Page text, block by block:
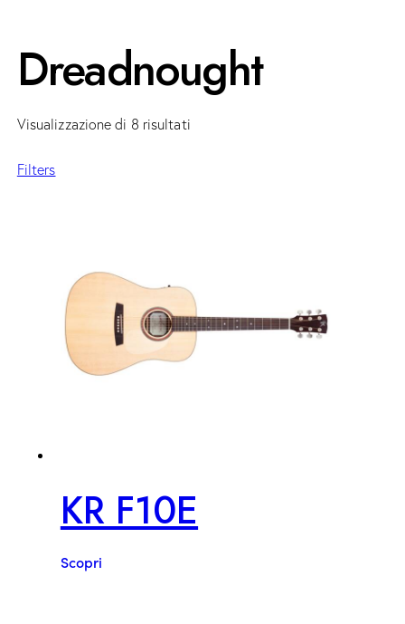
Dreadnought
Visualizzazione di 8 risultati
Filters
KR F10E
Scopri